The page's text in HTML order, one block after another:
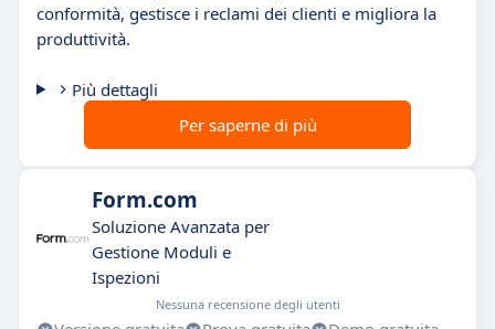
conformità, gestisce i reclami dei clienti e migliora la
produttività.
Più dettagli
Per saperne di più
Form.com
Soluzione Avanzata per
Gestione Moduli e
Ispezioni
Nessuna recensione degli utenti